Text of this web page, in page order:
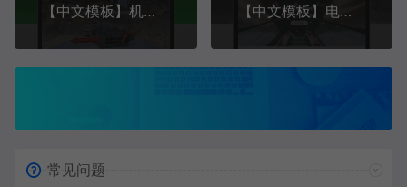
【中文模板】机械设备（资源回收再加工设备） 蓝色款 响应式模板
【中文模板】电梯行业网站 森林绿 响应式模板
常见问题